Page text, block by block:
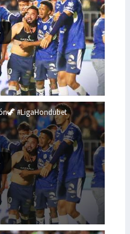
#LigaHondubet